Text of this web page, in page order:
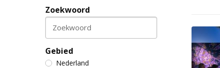
Zoekwoord
Zoekwoord
Gebied
Nederland